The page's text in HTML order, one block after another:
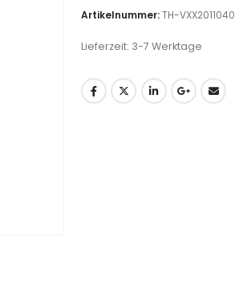
Artikelnummer:TH-VXX2011040
Lieferzeit: 3-7 Werktage